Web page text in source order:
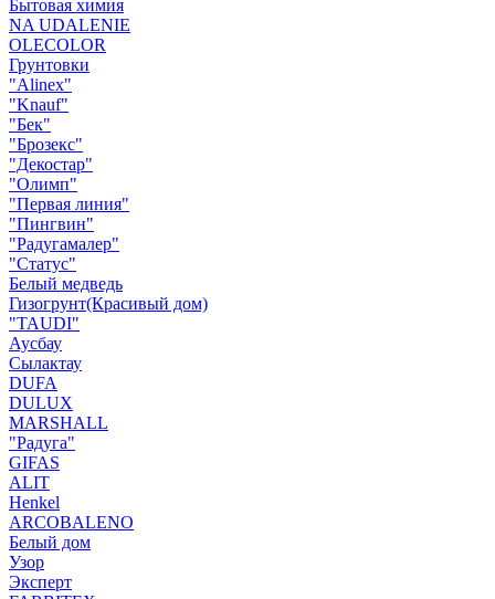
Бытовая химия
NA UDALENIE
OLECOLOR
Грунтовки
"Alinex"
"Knauf"
"Бек"
"Брозекс"
"Декостар"
"Олимп"
"Первая линия"
"Пингвин"
"Радугамалер"
"Статус"
Белый медведь
Гизогрунт(Красивый дом)
"TAUDI"
Аусбау
Сылактау
DUFA
DULUX
MARSHALL
"Радуга"
GIFAS
ALIT
Henkel
ARCOBALENO
Белый дом
Узор
Эксперт